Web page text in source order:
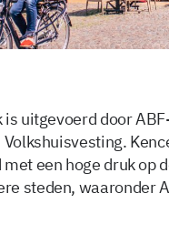
is uitgevoerd door
een hoge druk op
steden, waaronder